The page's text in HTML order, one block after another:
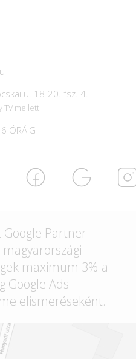
u. 18-20. fsz. 4.
TV mellett
ÓRÁIG
Google Partner
maximum 3%-a
Google Ads
elismeréseként.